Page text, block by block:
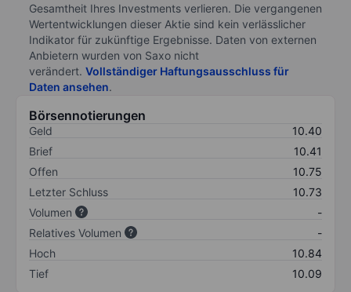
Gesamtheit Ihres Investments verlieren. Die vergangenen
Wertentwicklungen dieser Aktie sind kein verlässlicher
Indikator für zukünftige Ergebnisse. Daten von externen
Anbietern wurden von Saxo nicht
verändert. Vollständiger Haftungsausschluss für
Daten ansehen.
Börsennotierungen
Geld
10.40
Brief
10.41
Offen
10.75
Letzter Schluss
10.73
Volumen
-
Relatives Volumen
-
Hoch
10.84
Tief
10.09